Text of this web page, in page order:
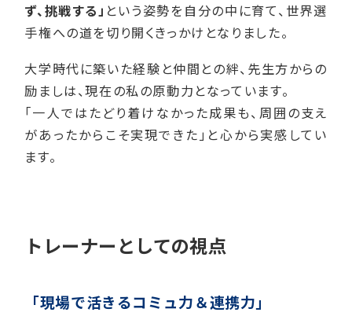
ず、挑戦する」 という姿勢を自分の中に育て、世界選
手権への道を切り開くきっかけとなりました。
大学時代に築いた経験と仲間との絆、先生方からの
励ましは、現在の私の原動力となっています。
「一人ではたどり着けなかった成果も、周囲の支え
があったからこそ実現できた」と心から実感してい
ます。
トレーナーとしての視点
「現場で活きるコミュ力＆連携力」